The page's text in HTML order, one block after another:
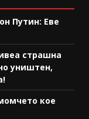
Путин: Еве
страшна
уништен,
кое